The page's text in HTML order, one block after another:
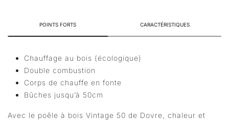
POINTS FORTS CARACTÉRISTIQUES
Chauffage au bois (écologique)
Double combustion
Corps de chauffe en fonte
Bûches jusqu’à 50cm
Avec le poêle à bois Vintage 50 de Dovre, chaleur et